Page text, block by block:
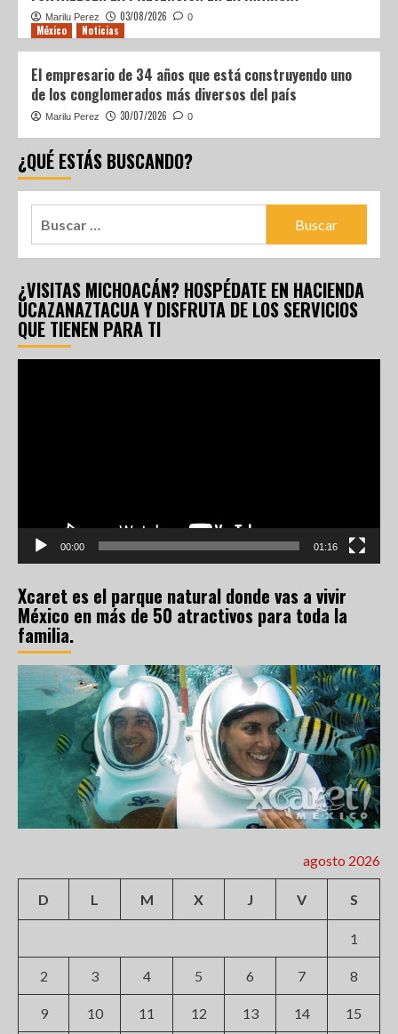
Marilu Perez 03/08/2026 0
México Noticias
El empresario de 34 años que está construyendo uno
de los conglomerados más diversos del país
Marilu Perez 30/07/2026 0
¿QUÉ ESTÁS BUSCANDO?
¿VISITAS MICHOACÁN? HOSPÉDATE EN HACIENDA
UCAZANAZTACUA Y DISFRUTA DE LOS SERVICIOS
QUE TIENEN PARA TI
00:00 01:16
Xcaret es el parque natural donde vas a vivir
México en más de 50 atractivos para toda la
familia.
agosto 2026
D L M X J V S
1
2 3 4 5 6 7 8
9 10 11 12 13 14 15